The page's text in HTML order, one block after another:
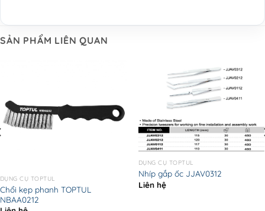
SẢN PHẨM LIÊN QUAN
DỤNG CỤ TOPTUL
Chổi kẹp phanh TOPTUL
NBAA0212
DỤNG CỤ TOPTUL
Nhíp gắp ốc JJAV0312
Liên hệ